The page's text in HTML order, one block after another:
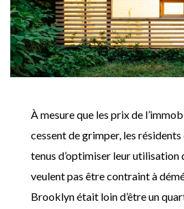
À mesure que les prix de
cessent de grimper, les
tenus d’optimiser leur utilisation
veulent pas être contraint à
Brooklyn était loin d’être un